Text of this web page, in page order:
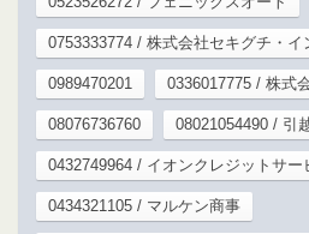
0753333774 / 株式会社セキグチ・イ
0989470201 0336017775 / 株式
08076736760 08021054490 / 引
0432749964 / イオンクレジットサー
0434321105 / マルケン商事